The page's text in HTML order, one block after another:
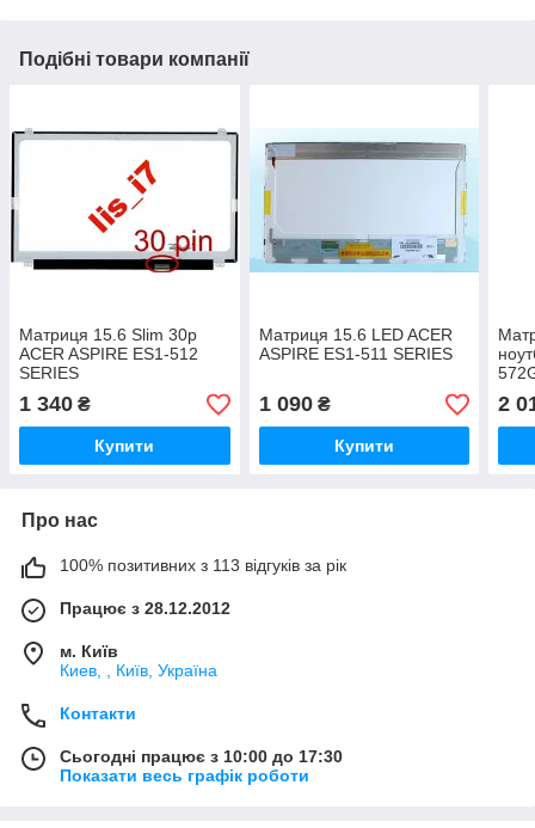
Подібні товари компанії
Матриця 15.6 Slim 30p
ACER ASPIRE ES1-512
SERIES
1 340 ₴
Купити
Матриця 15.6 LED ACER
ASPIRE ES1-511 SERIES
1 090₴
Купити
2
Про нас
100% позитивних з 113 відгуків за рік
Працює з 28.12.2012
м. Київ
Киев, , Київ, Україна
Контакти
Сьогодні працює з 10:00 до 17:30
Показати весь графік роботи